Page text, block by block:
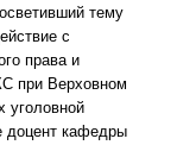
тему
с
права и
при Верховном
уголовной
доцент кафедры